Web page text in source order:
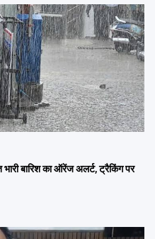
बारिश का ऑरेंज अलर्ट, ट्रैकिंग पर